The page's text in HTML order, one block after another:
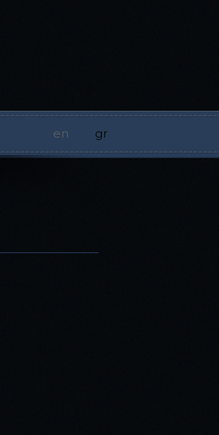
en gr